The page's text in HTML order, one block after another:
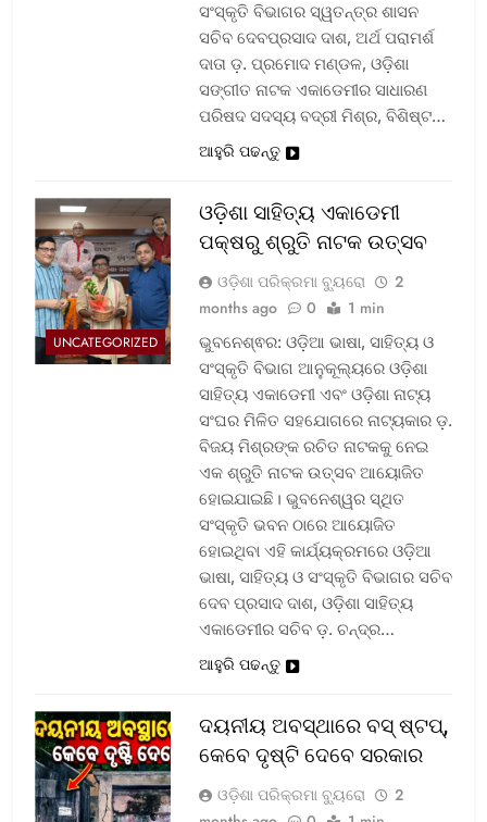
ସଂସ୍କୃତି ବିଭାଗର ସ୍ୱତନ୍ତ୍ର ଶାସନ
ସଚିବ ଦେବପ୍ରସାଦ ଦାଶ, ଅର୍ଥ ପରାମର୍ଶ
ଦାତା ଡ଼. ପ୍ରମୋଦ ମଣ୍ଡଳ, ଓଡ଼ିଶା
ସଙ୍ଗୀତ ନାଟକ ଏକାଡେମୀର ସାଧାରଣ
ପରିଷଦ ସଦସ୍ୟ ବଦ୍ରୀ ମିଶ୍ର, ବିଶିଷ୍ଟ…
ଆହୁରି ପଢନ୍ତୁ
UNCATEGORIZED
ଓଡ଼ିଶା ସାହିତ୍ୟ ଏକାଡେମୀ
ପକ୍ଷରୁ ଶ୍ରୁତି ନାଟକ ଉତ୍ସବ
ଓଡ଼ିଶା ପରିକ୍ରମା ବ୍ୟୁରୋ
2
months ago
0 1 min
ଭୁବନେଶ୍ଵର: ଓଡ଼ିଆ ଭାଷା, ସାହିତ୍ୟ ଓ
ସଂସ୍କୃତି ବିଭାଗ ଆନୁକୂଲ୍ୟରେ ଓଡ଼ିଶା
ସାହିତ୍ୟ ଏକାଡେମୀ ଏବଂ ଓଡ଼ିଶା ନାଟ୍ୟ
ସଂଘର ମିଳିତ ସହଯୋଗରେ ନାଟ୍ୟକାର ଡ଼.
ବିଜୟ ମିଶ୍ରଙ୍କ ରଚିତ ନାଟକକୁ ନେଇ
ଏକ ଶ୍ରୁତି ନାଟକ ଉତ୍ସବ ଆୟୋଜିତ
ହୋଇଯାଇଛି। ଭୁବନେଶ୍ୱର ସ୍ଥିତ
ସଂସ୍କୃତି ଭବନ ଠାରେ ଆୟୋଜିତ
ହୋଇଥିବା ଏହି କାର୍ଯ୍ୟକ୍ରମରେ ଓଡ଼ିଆ
ଭାଷା, ସାହିତ୍ୟ ଓ ସଂସ୍କୃତି ବିଭାଗର ସଚିବ
ଦେବ ପ୍ରସାଦ ଦାଶ, ଓଡ଼ିଶା ସାହିତ୍ୟ
ଏକାଡେମୀର ସଚିବ ଡ଼. ଚନ୍ଦ୍ର…
ଆହୁରି ପଢନ୍ତୁ
ଦୟନୀୟ ଅବସ୍ଥାରେ ବସ୍‌ ଷ୍ଟପ୍‌,
କେବେ ଦୃଷ୍ଟି ଦେବେ ସରକାର
ଓଡ଼ିଶା ପରିକ୍ରମା ବ୍ୟୁରୋ
2